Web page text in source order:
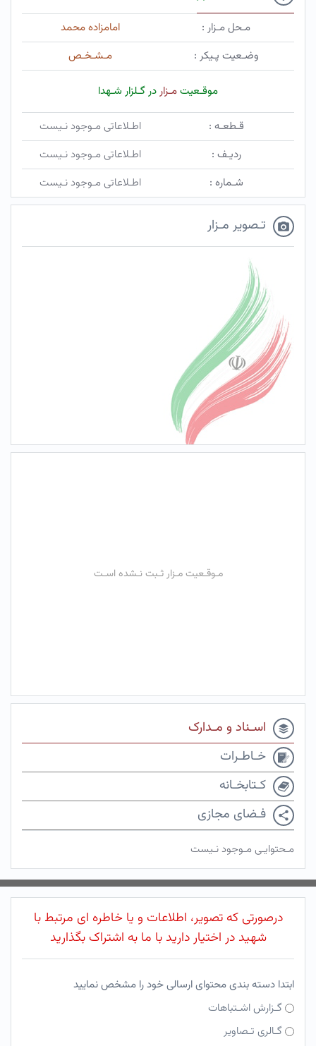
مـحل مـزار :
امامزاده محمد
وضـعیت پـیکر :
مـشـخـص
موقـعیتمـزاردر گـلزار شـهدا
قـطعـه :
اطـلاعاتی مـوجود نـیست
ردیـف :
اطـلاعاتی مـوجود نـیست
شـماره :
اطـلاعاتی مـوجود نـیست
تـصویر مـزار
مـوقـعیت مـزار ثـبت نـشده اسـت
اسـناد و مـدارک
خـاطـرات
کـتابخـانه
فـضای مجازی
مـحتوایـی مـوجود نـیست
درصورتی که تصویر، اطلاعات و یا خاطره ای مرتبط با
شهید در اختیار دارید با ما به اشتراک بگذارید
ابتدا دسته بندی محتوای ارسالی خود را مشخص نمایید
گـزارش اشـتباهات
گـالری تـصاویر